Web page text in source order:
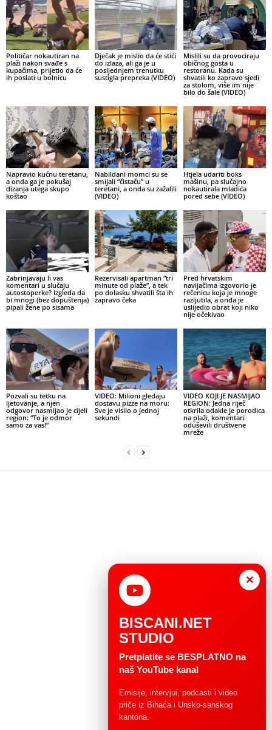
Političar nokautiran na
plaži nakon svađe s
kupačima, prijetio da će
ih poslati u bolnicu
Dječak je mislio da će stići
do izlaza, ali ga je u
posljednjem trenutku
sustigla prepreka (VIDEO)
Mislili su da provociraju
običnog gosta u
restoranu. Kada su
shvatili ko zapravo sjedi
za stolom, više im nije
bilo do šale (VIDEO)
Napravio kućnu teretanu,
a onda ga je pokušaj
dizanja utega skupo
koštao
Nabildani momci su se
smijali “čistaču” u
teretani, a onda su zažalili
(VIDEO)
Htjela udariti boks
mašinu, pa slučajno
nokautirala mladića
pored sebe (VIDEO)
Zabrinjavaju li vas
komentari u slučaju
autostoperke? Izgleda da
bi mnogi (bez dopuštenja)
pipali žene po sisama
Rezervisali apartman “tri
minute od plaže”, a tek
po dolasku shvatili šta ih
zapravo čeka
Pred hrvatskim
navijačima izgovorio je
rečenicu koja je mnoge
razljutila, a onda je
uslijedio obrat koji niko
nije očekivao
Pozvali su tetku na
ljetovanje, a njen
odgovor nasmijao je cijeli
region: “To je odmor
samo za vas!”
VIDEO: Milioni gledaju
dostavu pizze na moru:
Sve je visilo o jednoj
sekundi
VIDEO KOJI JE NASMIJAO
REGION: Jedna riječ
otkrila odakle je porodica
na plaži, komentari
oduševili društvene
mreže
×
BISCANI.NET
STUDIO
Pretplatite se BESPLATNO na
naš YouTube kanal
Emisije, intervjui, podcasti i video
priče iz Bihaća i Unsko-sanskog
kantona.